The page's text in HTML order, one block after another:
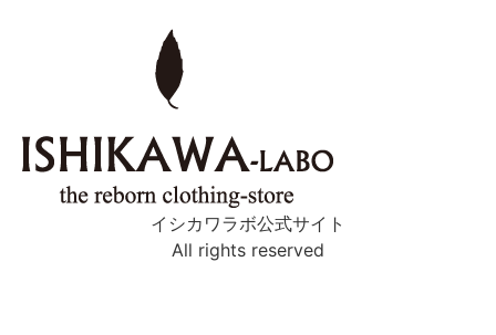
イシカワラボ公式サイト
All rights reserved